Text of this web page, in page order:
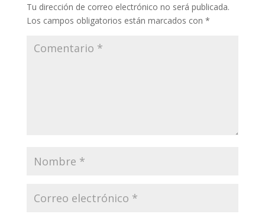
Tu dirección de correo electrónico no será publicada.
Los campos obligatorios están marcados con *